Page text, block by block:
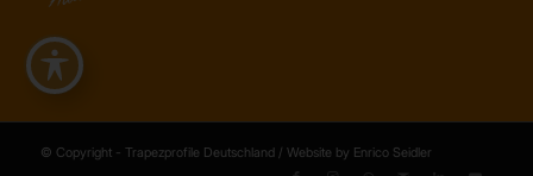
© Copyright - Trapezprofile Deutschland / Website by Enrico Seidler